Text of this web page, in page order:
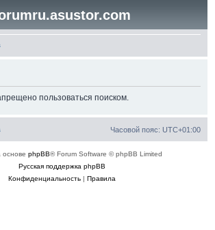
пользоваться поиском.
Часовой пояс: UTC+01:00
основе phpBB® Forum Software © phpBB Limited
Русская поддержка phpBB
Конфиденциальность| Правила